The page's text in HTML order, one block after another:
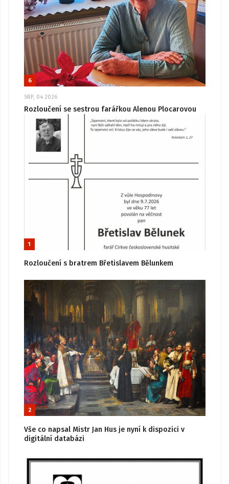
6
SRP, 04 2026
Rozloučení se sestrou farářkou Alenou Plocarovou
1
Rozloučení s bratrem Břetislavem Bělunkem
2
Vše co napsal Mistr Jan Hus je nyní k dispozici v
digitální databázi